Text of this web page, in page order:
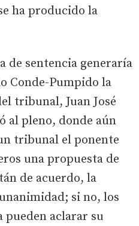
ha producido la
de sentencia generaría
Conde-Pumpido la
tribunal, Juan José
al pleno, donde aún
tribunal el ponente
una propuesta de
de acuerdo, la
si no, los
pueden aclarar su